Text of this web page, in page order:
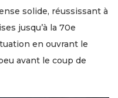
solide, réussissant à
jusqu’à la 70e
en ouvrant le
avant le coup de